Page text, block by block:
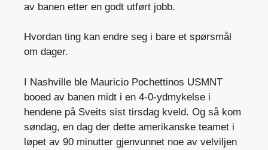
av banen etter en godt utført jobb.
Hvordan ting kan endre seg i bare et spørsmål
om dager.
I Nashville ble Mauricio Pochettinos USMNT
booed av banen midt i en 4-0-ydmykelse i
hendene på Sveits sist tirsdag kveld. Og så kom
søndag, en dag der dette amerikanske teamet i
løpet av 90 minutter gjenvunnet noe av velviljen